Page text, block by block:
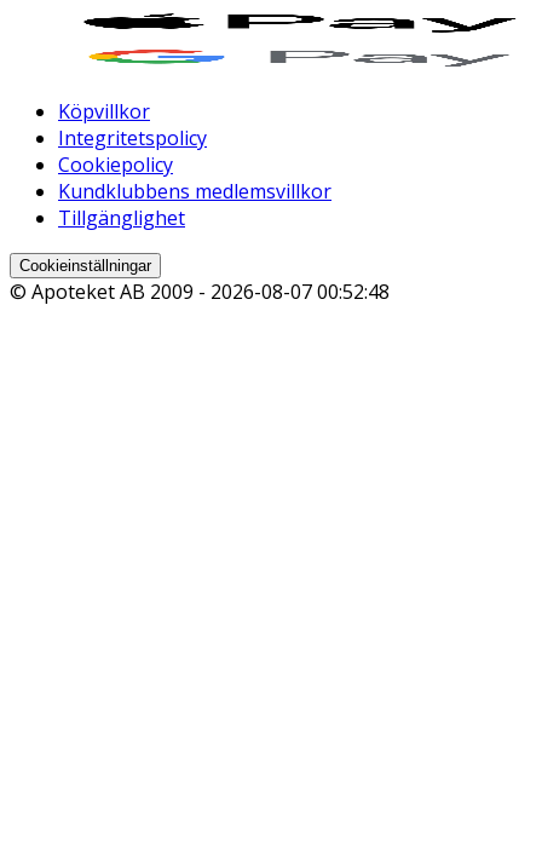
Köpvillkor
Integritetspolicy
Cookiepolicy
Kundklubbens medlemsvillkor
Tillgänglighet
Cookieinställningar
© Apoteket AB 2009 - 2026-08-07 00:52:48